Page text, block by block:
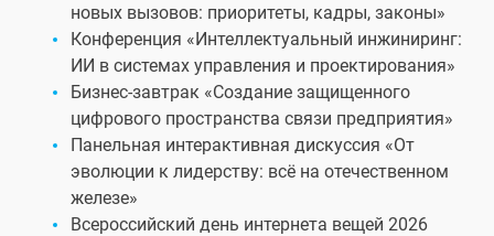
новых вызовов: приоритеты, кадры, законы»
Конференция «Интеллектуальный инжиниринг:
ИИ в системах управления и проектирования»
Бизнес-завтрак «Создание защищенного
цифрового пространства связи предприятия»
Панельная интерактивная дискуссия «От
эволюции к лидерству: всё на отечественном
железе»
Всероссийский день интернета вещей 2026